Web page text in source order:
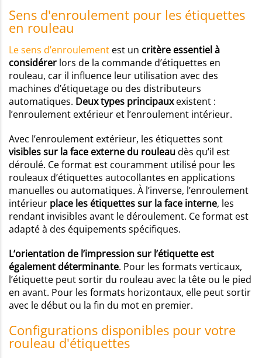
Sens d'enroulement pour les étiquettes
en rouleau
Le sens d’enroulement est un critère essentiel à
considérer lors de la commande d’étiquettes en
rouleau, car il influence leur utilisation avec des
machines d’étiquetage ou des distributeurs
automatiques. Deux types principauxexistent :
l’enroulement extérieur et l’enroulement intérieur.
Avec l’enroulement extérieur, les étiquettes sont
visibles sur la face externe du rouleaudès qu’il est
déroulé. Ce format est couramment utilisé pour les
rouleaux d’étiquettes autocollantes en applications
manuelles ou automatiques. À l’inverse, l’enroulement
intérieur place les étiquettes sur la face interne, les
rendant invisibles avant le déroulement. Ce format est
adapté à des équipements spécifiques.
L’orientation de l’impression sur l’étiquette est
également déterminante. Pour les formats verticaux,
l’étiquette peut sortir du rouleau avec la tête ou le pied
en avant. Pour les formats horizontaux, elle peut sortir
avec le début ou la fin du mot en premier.
Configurations disponibles pour votre
rouleau d'étiquettes